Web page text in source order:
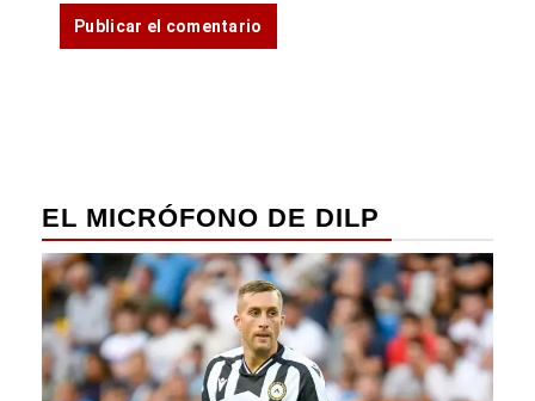
EL MICRÓFONO DE DILP